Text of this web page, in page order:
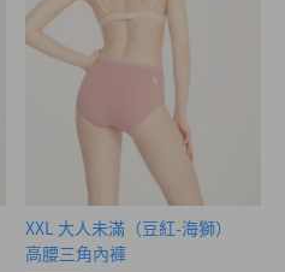
XXL 大人未滿（豆紅-海獅）
高腰三角內褲